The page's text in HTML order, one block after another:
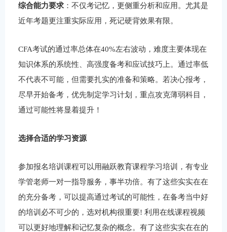
综合能力要求 ：不仅考记忆，更侧重分析和应用。尤其是
近年考题更注重实际应用，死记硬背效果有限。
CFA考试的通过率总体在40%左右波动，难度主要体现在
知识体系的系统性、高强度备考和应试技巧上。通过率低
不代表不可能，但需要扎实的准备和策略。若决心报考，
尽早开始备考，优先制定学习计划，重点攻克薄弱科目，
通过可能性将显着提升！
选择合适的学习资源
参加报名培训课程可以用融跃教育课程学习培训，有专业
学管老师一对一指导服务，事半功倍。有了这些实实在在
的充分备考，可以提高通过考试的可能性，在备考当中好
的培训必不可少的，选对机构很重要! 利用在线课程视频
可以更好地理解和记忆复杂的概念。有了这些实实在在的